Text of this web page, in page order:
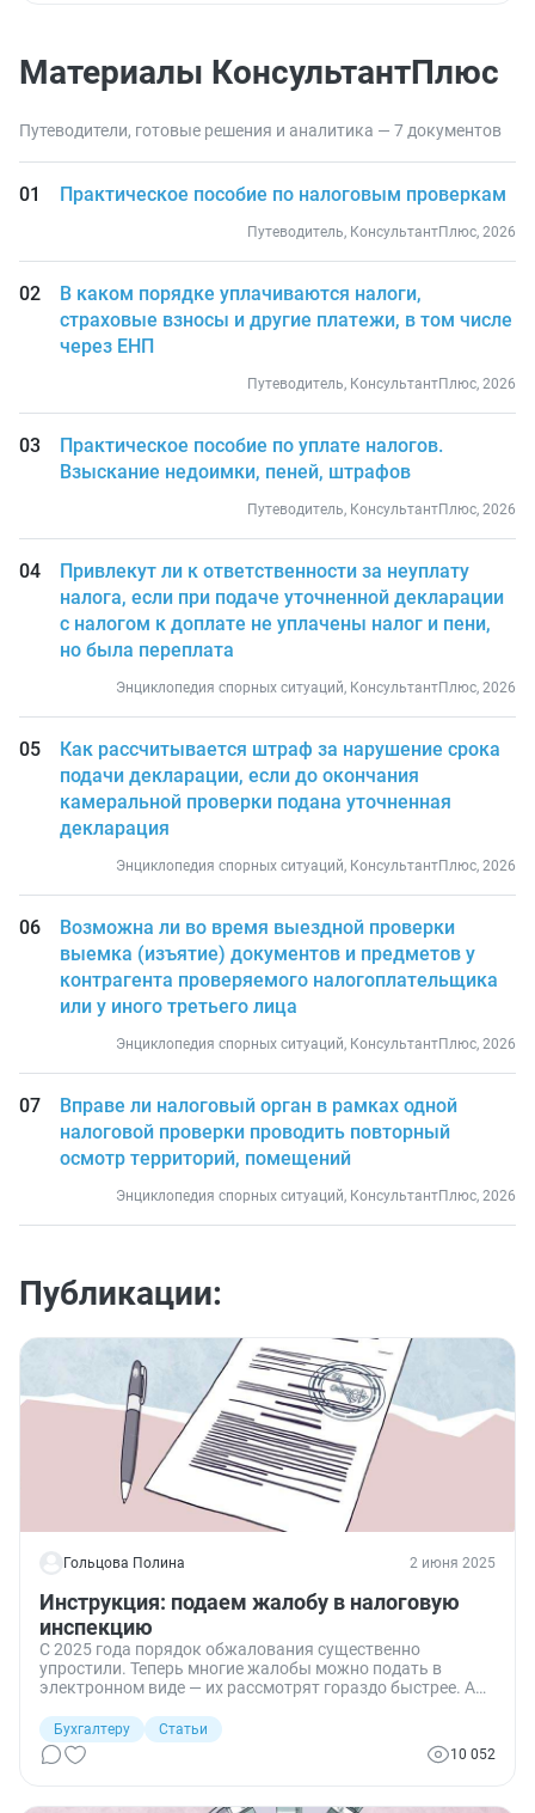
Материалы КонсультантПлюс
Путеводители, готовые решения и аналитика — 7 документов
Практическое пособие по налоговым проверкам
Путеводитель, КонсультантПлюс, 2026
В каком порядке уплачиваются налоги,
страховые взносы и другие платежи, в том числе
через ЕНП
Путеводитель, КонсультантПлюс, 2026
Практическое пособие по уплате налогов.
Взыскание недоимки, пеней, штрафов
Путеводитель, КонсультантПлюс, 2026
Привлекут ли к ответственности за неуплату
налога, если при подаче уточненной декларации
с налогом к доплате не уплачены налог и пени,
но была переплата
Энциклопедия спорных ситуаций, КонсультантПлюс, 2026
Как рассчитывается штраф за нарушение срока
подачи декларации, если до окончания
камеральной проверки подана уточненная
декларация
Энциклопедия спорных ситуаций, КонсультантПлюс, 2026
Возможна ли во время выездной проверки
выемка (изъятие) документов и предметов у
контрагента проверяемого налогоплательщика
или у иного третьего лица
Энциклопедия спорных ситуаций, КонсультантПлюс, 2026
Вправе ли налоговый орган в рамках одной
налоговой проверки проводить повторный
осмотр территорий, помещений
Энциклопедия спорных ситуаций, КонсультантПлюс, 2026
Публикации:
Гольцова Полина 2 июня 2025
Инструкция: подаем жалобу в налоговую
инспекцию
С 2025 года порядок обжалования существенно
упростили. Теперь многие жалобы можно подать в
электронном виде — их рассмотрят гораздо быстрее. А
или для привлечения к ответственности в упрощенном
порядке подать нельзя. Разбираемся в нюансах.
Бухгалтеру
Статьи
10 052